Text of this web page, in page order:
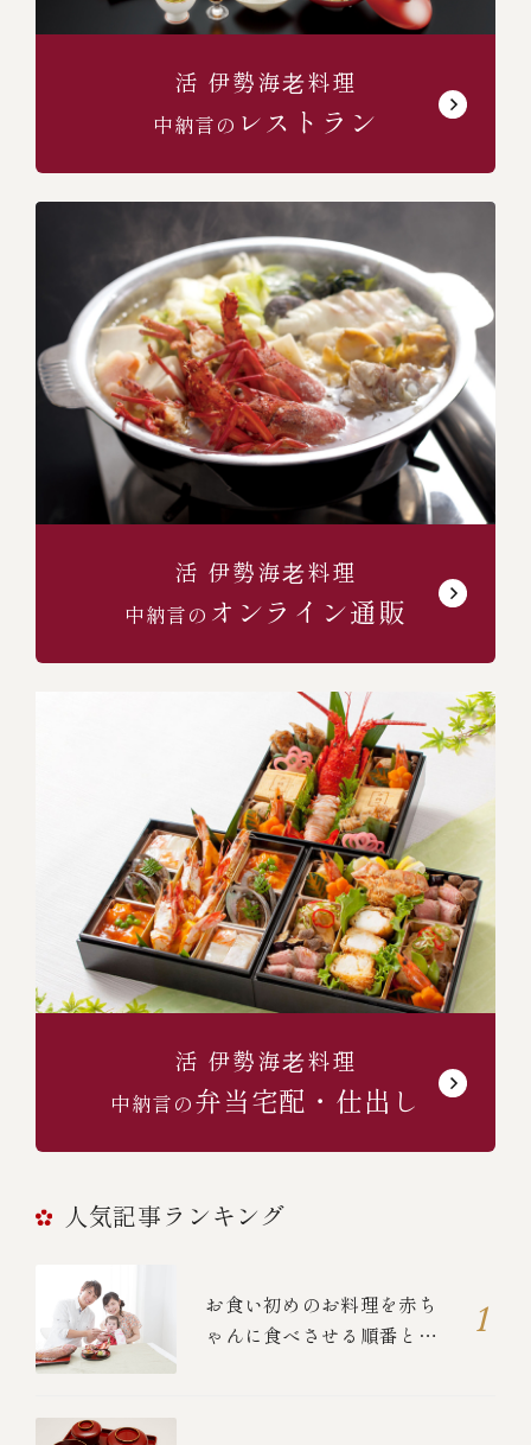
(中納言/鉄板焼ひかり)
（中納言厨房）
活 伊勢海⽼料理
中納言の レストラン
活 伊勢海⽼料理
中納言の オンライン通販
活 伊勢海⽼料理
中納言の弁当宅配・仕出し
人気記事ランキング
お食い初めのお料理を赤ち
ゃんに食べさせる順番と